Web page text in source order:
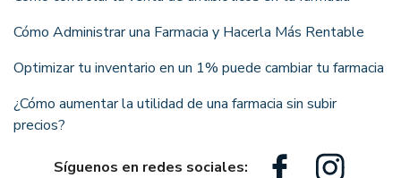
Cómo Administrar una Farmacia y Hacerla Más Rentable
Optimizar tu inventario en un 1% puede cambiar tu farmacia
¿Cómo aumentar la utilidad de una farmacia sin subir
precios?
Síguenos en redes sociales: